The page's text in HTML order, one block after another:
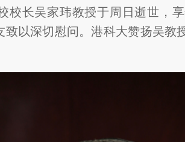
校长吴家玮教授于周日逝世，
以深切慰问。港科大赞扬吴教